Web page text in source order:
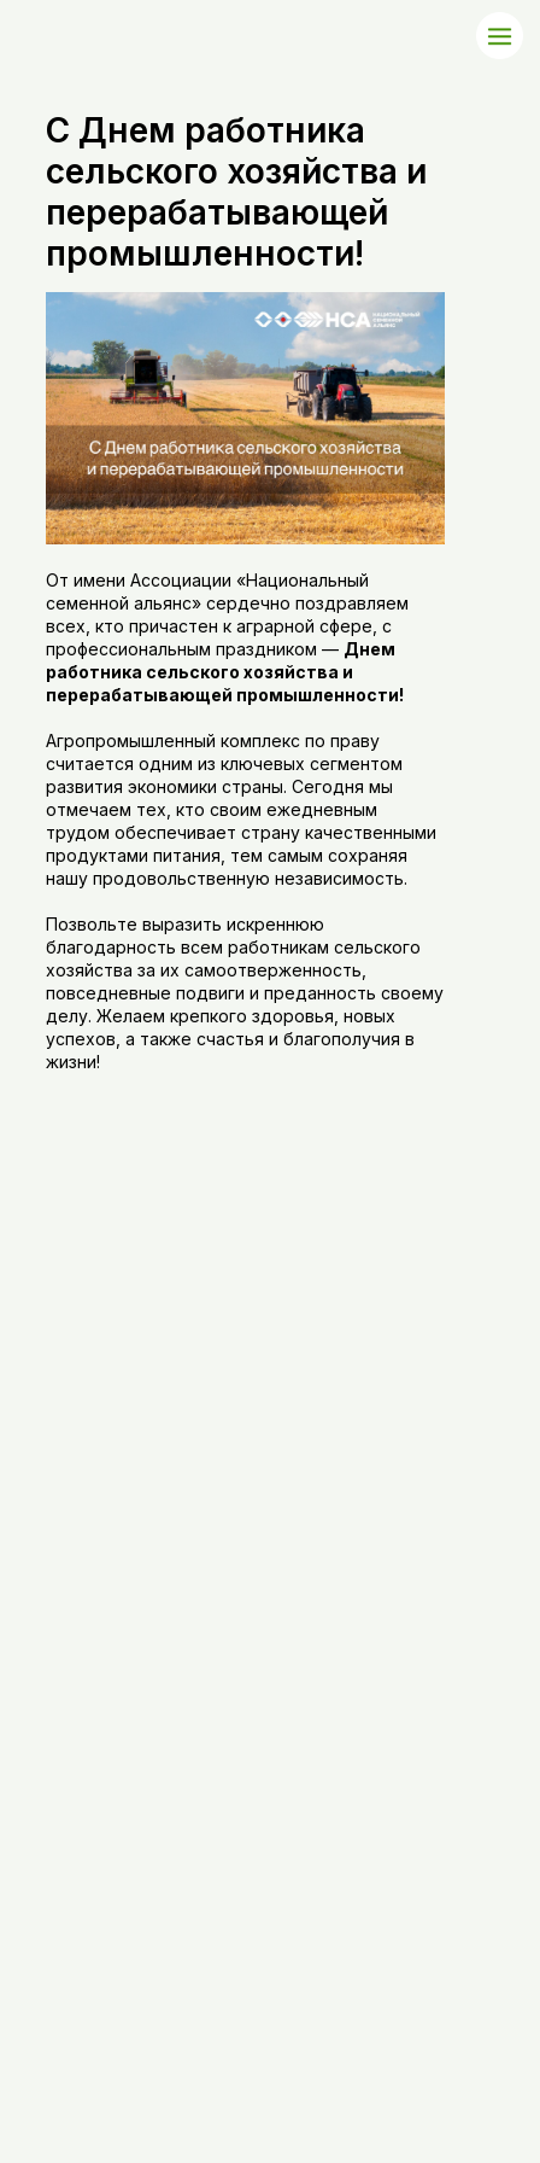
С Днем работника
сельского хозяйства и
перерабатывающей
промышленности!
От имени Ассоциации «Национальный
семенной альянс» сердечно поздравляем
всех, кто причастен к аграрной сфере, с
профессиональным праздником — Днем
работника сельского хозяйства и
перерабатывающей промышленности!
Агропромышленный комплекс по праву
считается одним из ключевых сегментом
развития экономики страны. Сегодня мы
отмечаем тех, кто своим ежедневным
трудом обеспечивает страну качественными
продуктами питания, тем самым сохраняя
нашу продовольственную независимость.
Позвольте выразить искреннюю
благодарность всем работникам сельского
хозяйства за их самоотверженность,
повседневные подвиги и преданность своему
делу. Желаем крепкого здоровья, новых
успехов, а также счастья и благополучия в
жизни!